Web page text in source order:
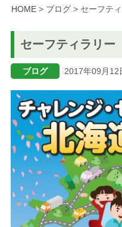
新着情報
HOME> ブログ> セーフテ
セーフティラリー
ブログ 2017年09月12